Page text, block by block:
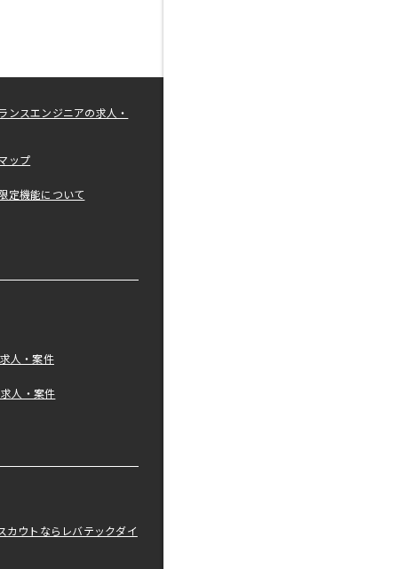
ンスエンジニアの求人・
ップ
定機能について
人・案件
人・案件
カウトならレバテックダイ